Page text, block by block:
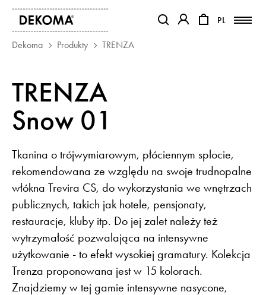
PL
PL
PRODUKTY
MAGAZYN
O NAS
KONTAKT
REALIZACJE
PARTNERZY
Dekoma Produkty TRENZA
TRENZA
Snow 01
Tkanina o trójwymiarowym, płóciennym splocie,
rekomendowana ze względu na swoje trudnopalne
włókna Trevira CS, do wykorzystania we wnętrzach
publicznych, takich jak hotele, pensjonaty,
restauracje, kluby itp. Do jej zalet należy też
wytrzymałość pozwalająca na intensywne
użytkowanie - to efekt wysokiej gramatury. Kolekcja
Trenza proponowana jest w 15 kolorach.
Znajdziemy w tej gamie intensywne nasycone,